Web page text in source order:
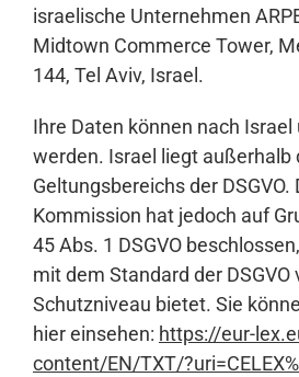
israelische Unternehmen
Midtown Commerce Tower,
144, Tel Aviv, Israel.
Ihre Daten können nach
werden. Israel liegt außerhalb
Geltungsbereichs der DSGVO.
Kommission hat jedoch auf
45 Abs. 1 DSGVO
mit dem Standard der
Schutzniveau bietet. Sie
hier einsehen: https://eur-
content/EN/TXT/